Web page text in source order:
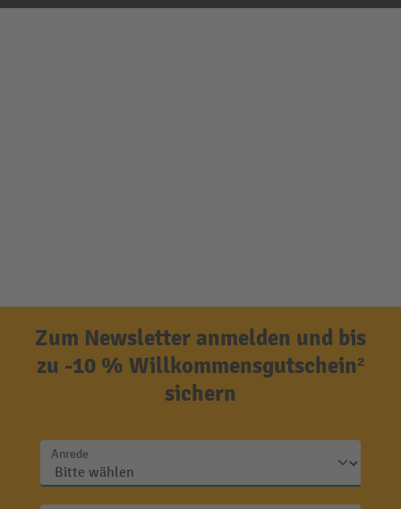
Zum Newsletter anmelden und bis
zu -10 % Willkommensgutschein²
sichern
Anrede